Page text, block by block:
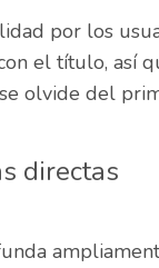
por los
el título, así
olvide del
directas